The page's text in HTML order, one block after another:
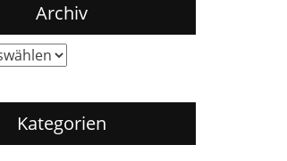
Archiv
Kategorien